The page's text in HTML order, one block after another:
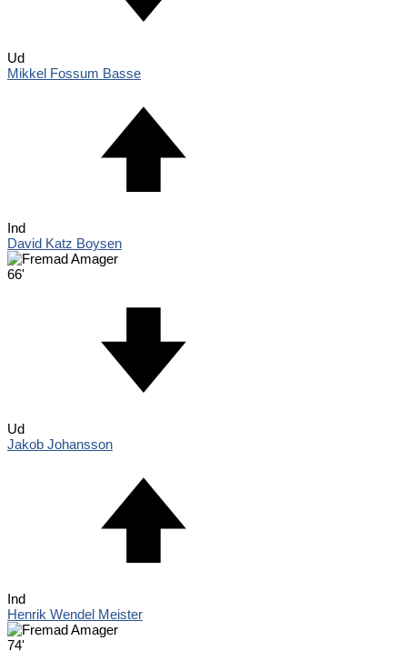
Ud
Mikkel Fossum Basse
Ind
David Katz Boysen
66'
Ud
Jakob Johansson
Ind
Henrik Wendel Meister
74'